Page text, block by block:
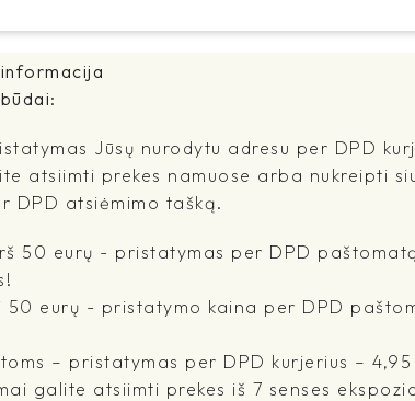
Jūsų nurodytu adresu per DPD
atsiimti prekes namuose arba nukreipti
DPD atsiėmimo tašką.
50 eurų - pristatymas per DPD
50 eurų - pristatymo kaina per DPD
– pristatymas per DPD kurjerius –
galite atsiimti prekes iš 7 senses